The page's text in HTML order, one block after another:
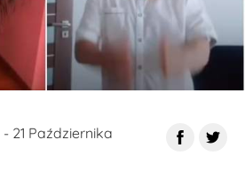
- 21 Października